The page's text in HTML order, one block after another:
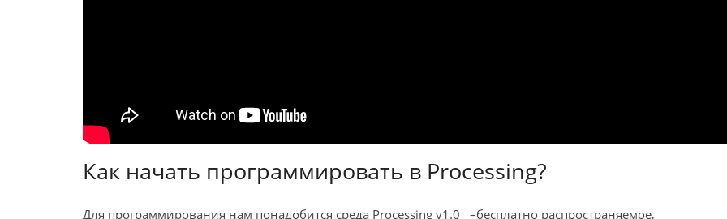
Как начать программировать в Processing?
Для программирования нам понадобится среда Processing v1.0 –бесплатно распространяемое,